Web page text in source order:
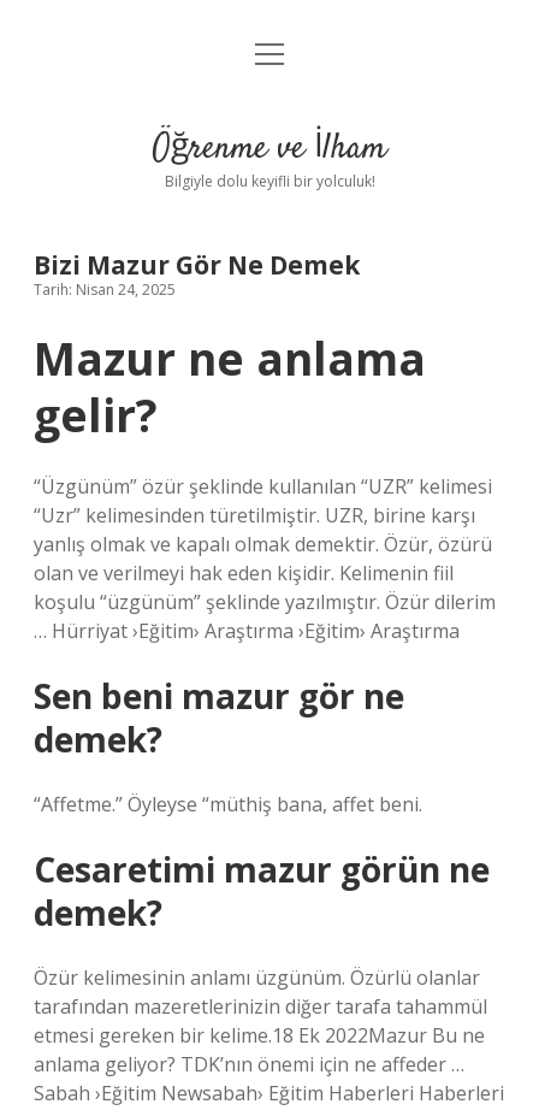
Anasayfa
Yasal Uyarı
menüyü
Öğrenme ve İlham
Bilgiyle dolu keyifli bir yolculuk!
Bizi Mazur Gör Ne Demek
Tarih: Nisan 24, 2025
Mazur ne anlama
gelir?
“Üzgünüm” özür şeklinde kullanılan “UZR” kelimesi
“Uzr” kelimesinden türetilmiştir. UZR, birine karşı
yanlış olmak ve kapalı olmak demektir. Özür, özürü
olan ve verilmeyi hak eden kişidir. Kelimenin fiil
koşulu “üzgünüm” şeklinde yazılmıştır. Özür dilerim
… Hürriyat ›Eğitim› Araştırma ›Eğitim› Araştırma
Sen beni mazur gör ne
demek?
“Affetme.” Öyleyse “müthiş bana, affet beni.
Cesaretimi mazur görün ne
demek?
Özür kelimesinin anlamı üzgünüm. Özürlü olanlar
tarafından mazeretlerinizin diğer tarafa tahammül
etmesi gereken bir kelime.18 Ek 2022Mazur Bu ne
anlama geliyor? TDK’nın önemi için ne affeder …
Sabah ›Eğitim Newsabah› Eğitim Haberleri Haberleri